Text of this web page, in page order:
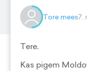
Tore mees7.
Tere.
Kas pigem